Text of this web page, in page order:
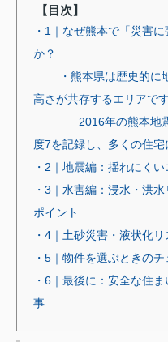
【目次】
・1｜なぜ熊本で「災害
か？
・熊本県は歴史的
高さが共存するエリアです
2016年の熊本地震で
度7を記録し、多くの住宅
・2｜地震編：揺れにく
・3｜水害編：浸水・洪
ポイント
・4｜土砂災害・液状化
・5｜物件を選ぶときの
・6｜最後に：安全な住
事